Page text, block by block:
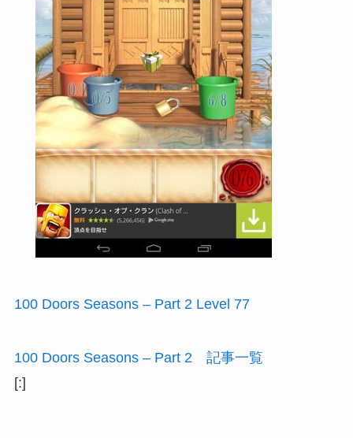
100 Doors Seasons – Part 2 Level 77
100 Doors Seasons – Part 2 記事一覧
[:]